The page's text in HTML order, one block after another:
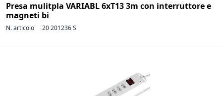
Presa mulitpla VARIABL 6xT13 3m con interruttore e
magneti bi
N. articolo 20 201236 S